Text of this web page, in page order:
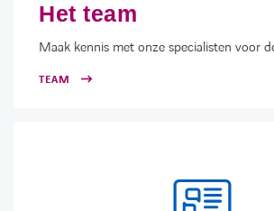
Het team
Maak kennis met onze specialisten voor
TEAM